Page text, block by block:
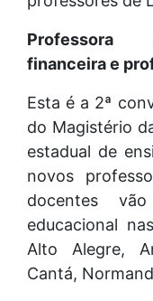
Professora
financeira e
Esta é a 2ª
do Magistério
estadual de
novos
docentes
educacional
Alto Alegre,
Cantá,